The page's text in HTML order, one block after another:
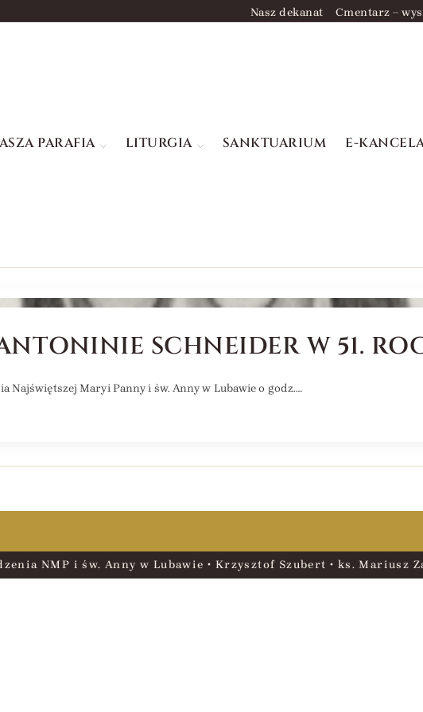
Nasz dekanat Cmentarz –
PARAFIA LITURGIA SANKTUARIUM E-
SCHNEIDER W 51.
Najświętszej Maryi Panny i św. Anny w Lubawie o godz.…
NMP i św. Anny w Lubawie • Krzysztof Szubert • ks. Mariusz